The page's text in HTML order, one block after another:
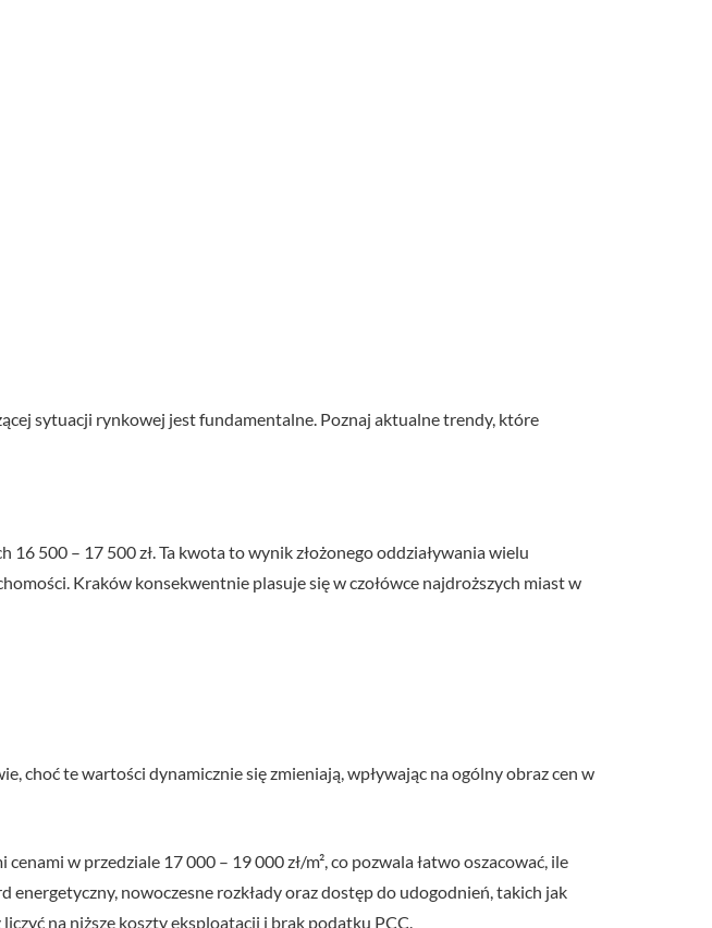
sytuacji rynkowej jest fundamentalne. Poznaj aktualne trendy, które
500 – 17 500 zł. Ta kwota to wynik złożonego oddziaływania wielu
Kraków konsekwentnie plasuje się w czołówce najdroższych miast w
choć te wartości dynamicznie się zmieniają, wpływając na ogólny obraz cen w
w przedziale 17 000 – 19 000 zł/m², co pozwala łatwo oszacować, ile
nowoczesne rozkłady oraz dostęp do udogodnień, takich jak
na niższe koszty eksploatacji i brak podatku PCC.